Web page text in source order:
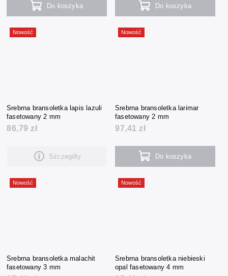
Do koszyka Do koszyka
Nowość
Srebrna bransoletka lapis lazuli
fasetowany 2 mm
86,79 zł
Szczegóły
Nowość
Srebrna bransoletka larimar
fasetowany 2 mm
97,41 zł
Do koszyka
Nowość
Srebrna bransoletka malachit
fasetowany 3 mm
Nowość
Srebrna bransoletka niebieski
opal fasetowany 4 mm